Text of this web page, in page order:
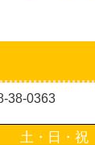
38-0363
土・日・祝